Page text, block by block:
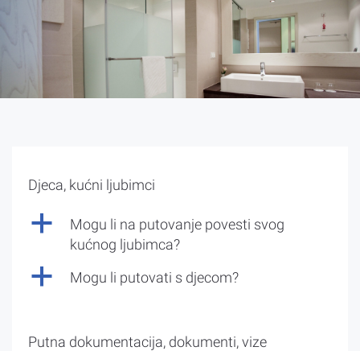
Djeca, kućni ljubimci
a
Mogu li na putovanje povesti svog
kućnog ljubimca?
a Mogu li putovati s djecom?
Putna dokumentacija, dokumenti, vize